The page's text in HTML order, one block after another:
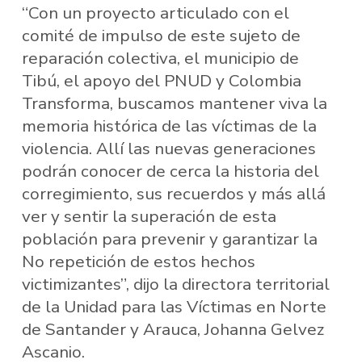
“Con un proyecto articulado con el
comité de impulso de este sujeto de
reparación colectiva, el municipio de
Tibú, el apoyo del PNUD y Colombia
Transforma, buscamos mantener viva la
memoria histórica de las víctimas de la
violencia. Allí las nuevas generaciones
podrán conocer de cerca la historia del
corregimiento, sus recuerdos y más allá
ver y sentir la superación de esta
población para prevenir y garantizar la
No repetición de estos hechos
victimizantes”, dijo la directora territorial
de la Unidad para las Víctimas en Norte
de Santander y Arauca, Johanna Gelvez
Ascanio.